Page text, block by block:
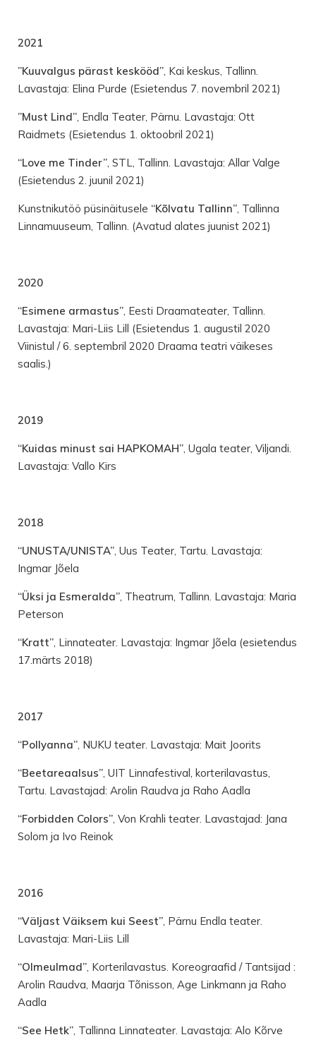
2021
”Kuuvalgus pärast keskööd”, Kai keskus, Tallinn.
Lavastaja: Elina Purde (Esietendus 7. novembril 2021)
”Must Lind”, Endla Teater, Pärnu. Lavastaja: Ott
Raidmets (Esietendus 1. oktoobril 2021)
“Love me Tinder”, STL, Tallinn. Lavastaja: Allar Valge
(Esietendus 2. juunil 2021)
Kunstnikutöö püsinäitusele “Kõlvatu Tallinn”, Tallinna
Linnamuuseum, Tallinn. (Avatud alates juunist 2021)
2020
“Esimene armastus”, Eesti Draamateater, Tallinn.
Lavastaja: Mari-Liis Lill (Esietendus 1. augustil 2020
Viinistul / 6. septembril 2020 Draama teatri väikeses
saalis.)
2019
“Kuidas minust sai HAPKOMAH”, Ugala teater, Viljandi.
Lavastaja: Vallo Kirs
2018
“UNUSTA/UNISTA”, Uus Teater, Tartu. Lavastaja:
Ingmar Jõela
“Üksi ja Esmeralda”, Theatrum, Tallinn. Lavastaja: Maria
Peterson
“Kratt”, Linnateater. Lavastaja: Ingmar Jõela (esietendus
17.märts 2018)
2017
“Pollyanna”, NUKU teater. Lavastaja: Mait Joorits
“Beetareaalsus”, UIT Linnafestival, korterilavastus,
Tartu. Lavastajad: Arolin Raudva ja Raho Aadla
“Forbidden Colors”, Von Krahli teater. Lavastajad: Jana
Solom ja Ivo Reinok
2016
“Väljast Väiksem kui Seest”, Pärnu Endla teater.
Lavastaja: Mari-Liis Lill
“Olmeulmad”, Korterilavastus. Koreograafid / Tantsijad :
Arolin Raudva, Maarja Tõnisson, Age Linkmann ja Raho
Aadla
“See Hetk”, Tallinna Linnateater. Lavastaja: Alo Kõrve